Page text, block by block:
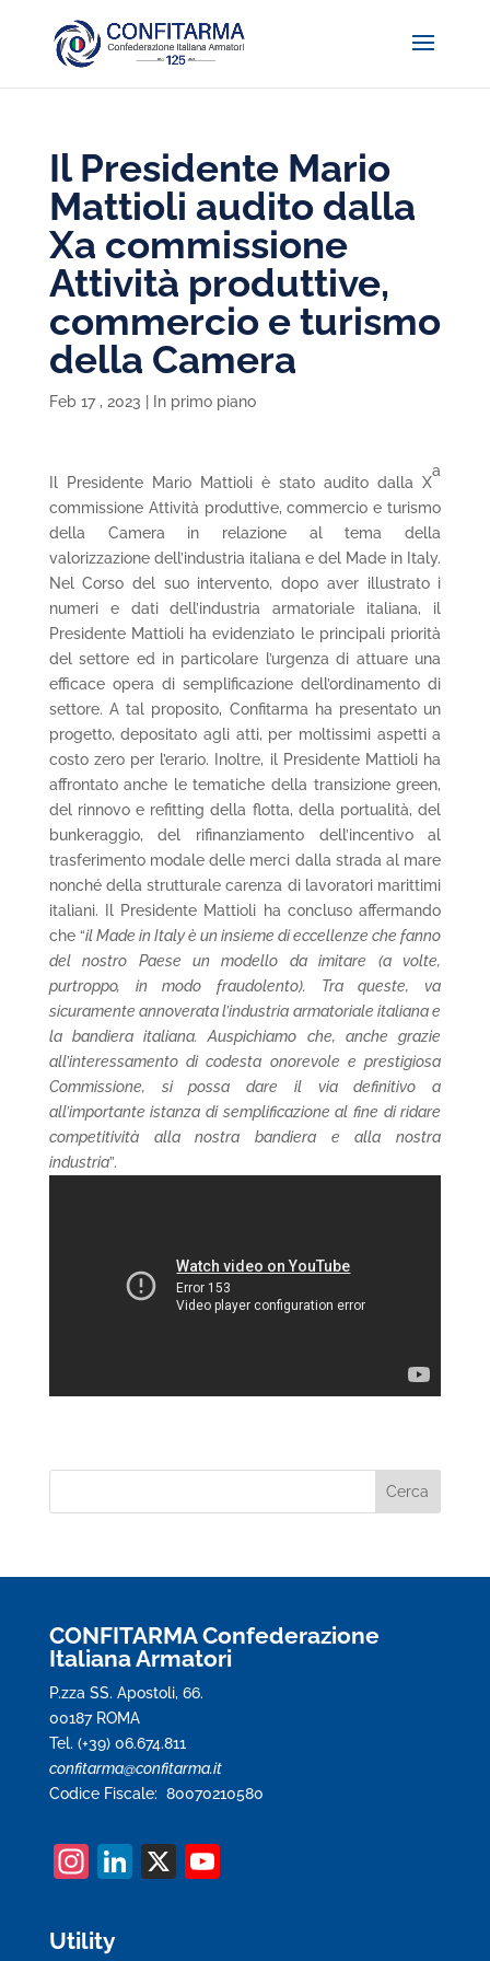
Il Presidente Mario
Mattioli audito dalla
Xa commissione
Attività produttive,
commercio e turismo
della Camera
Feb 17 , 2023 In primo piano
Il Presidente Mario Mattioli è stato audito dalla X
a
commissione Attività produttive, commercio e turismo
della Camera in relazione al tema della
valorizzazione dell’industria italiana e del Made in Italy.
Nel Corso del suo intervento, dopo aver illustrato i
numeri e dati dell’industria armatoriale italiana, il
Presidente Mattioli ha evidenziato le principali priorità
del settore ed in particolare l’urgenza di attuare una
efficace opera di semplificazione dell’ordinamento di
settore. A tal proposito, Confitarma ha presentato un
progetto, depositato agli atti, per moltissimi aspetti a
costo zero per l’erario. Inoltre, il Presidente Mattioli ha
affrontato anche le tematiche della transizione green,
del rinnovo e refitting della flotta, della portualità, del
bunkeraggio, del rifinanziamento dell’incentivo al
trasferimento modale delle merci dalla strada al mare
nonché della strutturale carenza di lavoratori marittimi
italiani. Il Presidente Mattioli ha concluso affermando
che “il Made in Italy è un insieme di eccellenze che fanno
del nostro Paese un modello da imitare (a volte,
purtroppo, in modo fraudolento). Tra queste, va
sicuramente annoverata l’industria armatoriale italiana e
la bandiera italiana. Auspichiamo che, anche grazie
all’interessamento di codesta onorevole e prestigiosa
Commissione, si possa dare il via definitivo a
all’importante istanza di semplificazione al fine di ridare
competitività alla nostra bandiera e alla nostra
industria”.
CONFITARMA Confederazione
Italiana Armatori
P.zza SS. Apostoli, 66.
00187 ROMA
Tel. (+39) 06.674.811
confitarma@confitarma.it
Codice Fiscale: 80070210580
In
a
Li X Y
Utility